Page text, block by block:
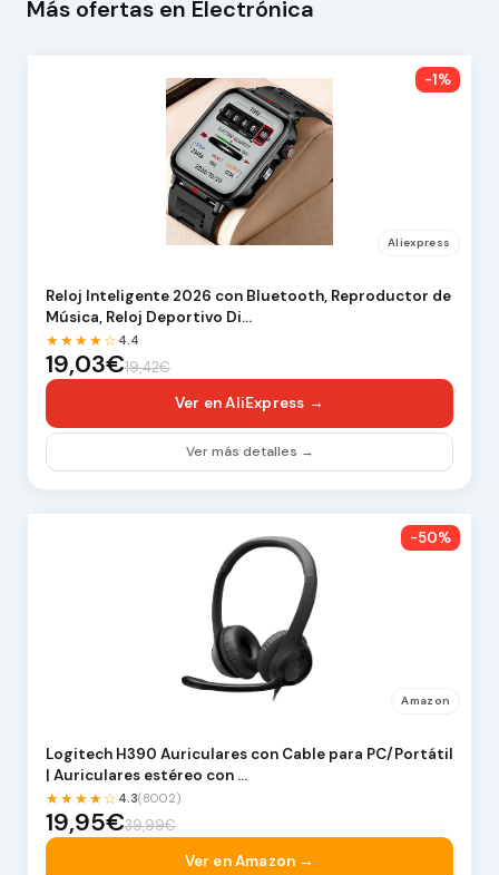
Más ofertas en Electrónica
-1%
Aliexpress
Reloj Inteligente 2026 con Bluetooth, Reproductor de
Música, Reloj Deportivo Di…
★★★★☆ 4.4
19,03€19,42€
Ver en AliExpress →
Ver más detalles →
-50%
Amazon
Logitech H390 Auriculares con Cable para PC/Portátil
| Auriculares estéreo con …
★★★★☆ 4.3(8002)
19,95€39,99€
Ver en Amazon →